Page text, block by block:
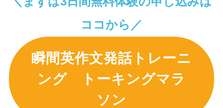
ココから／
瞬間英作文発話トレーニ
ング トーキングマラ
ソン